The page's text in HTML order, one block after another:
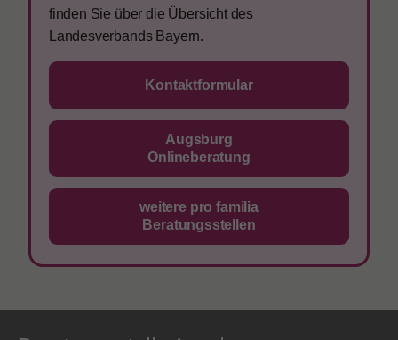
finden Sie über die Übersicht des
Landesverbands Bayern.
Kontaktformular
Augsburg
Onlineberatung
weitere pro familia
Beratungsstellen